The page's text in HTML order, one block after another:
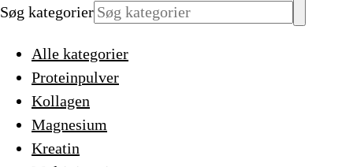
Søg kategorier
Alle kategorier
Proteinpulver
Kollagen
Magnesium
Kreatin